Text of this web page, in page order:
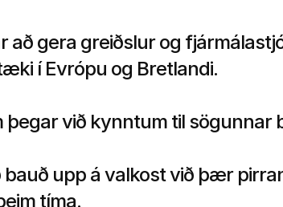
að gera greiðslur og
í Evrópu og Bretlandi.
við kynntum til sögunnar
upp á valkost við þær
tíma.